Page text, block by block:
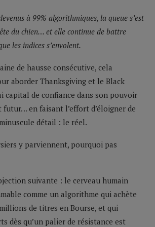
à 99% algorithmiques, la queue s’est
du chien… et elle continue de battre
les indices s’envolent.
de hausse consécutive, cela
aborder Thanksgiving et le Black
capital de confiance dans son pouvoir
futur… en faisant l’effort d’éloigner de
détail : le réel.
y parviennent, pourquoi pas
suivante : le cerveau humain
comme un algorithme qui achète
de titres en Bourse, et qui
dès qu’un palier de résistance est